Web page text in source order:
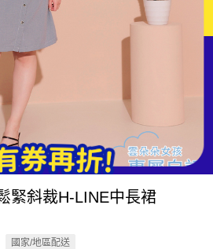
緊斜裁H-LINE中長裙
國家/地區配送